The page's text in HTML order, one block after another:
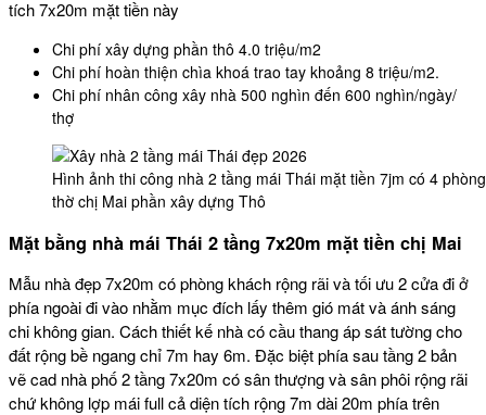
tích 7x20m mặt tiền này
Chi phí xây dựng phần thô 4.0 triệu/m2
Chi phí hoàn thiện chìa khoá trao tay khoảng 8 triệu/m2.
Chi phí nhân công xây nhà 500 nghìn đến 600 nghìn/ngày/
thợ
Hình ảnh thi công nhà 2 tầng mái Thái mặt tiền 7jm có 4
thờ chị Mai phần xây dựng Thô
Mặt bằng nhà mái Thái 2 tầng 7x20m mặt tiền chị Mai
Mẫu nhà đẹp 7x20m có phòng khách rộng rãi và tối ưu 2 cửa đi ở
phía ngoài đi vào nhằm mục đích lấy thêm gió mát và ánh sáng
chi không gian. Cách thiết kế nhà có cầu thang áp sát tường cho
đất rộng bề ngang chỉ 7m hay 6m. Đặc biệt phía sau tầng 2 bản
vẽ cad nhà phố 2 tầng 7x20m có sân thượng và sân phôi rộng rãi
chứ không lợp mái full cả diện tích rộng 7m dài 20m phía trên